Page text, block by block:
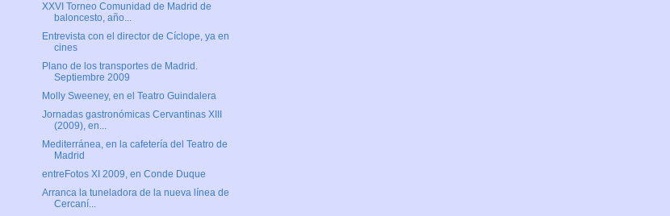
XXVI Torneo Comunidad de Madrid de
baloncesto, año...
Entrevista con el director de Cíclope, ya en
cines
Plano de los transportes de Madrid.
Septiembre 2009
Molly Sweeney, en el Teatro Guindalera
Jornadas gastronómicas Cervantinas XIII
(2009), en...
Mediterránea, en la cafetería del Teatro de
Madrid
entreFotos XI 2009, en Conde Duque
Arranca la tuneladora de la nueva línea de
Cercaní...